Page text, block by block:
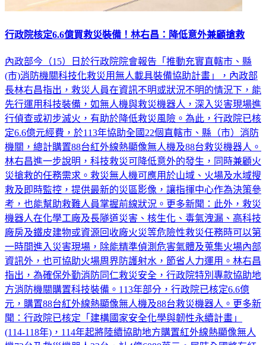
內政部今（15）日於行政院院會報告「推動充實直轄市、縣
(市)消防機關科技化救災用無人載具裝備協助計畫」，內政部
長林右昌指出，救災人員在資訊不明或狀況不明的情況下，能
先行運用科技裝備，如無人機與救災機器人，深入災害現場進
行偵查或初步滅火，有助於降低救災風險。為此，行政院已核
定6.6億元經費，於113年協助全國22個直轄市、縣（市）消防
機關，總計購置88台紅外線熱顯像無人機及88台救災機器人。
林右昌進一步說明，科技救災可降低意外的發生，同時兼顧火
災搶救的任務需求。救災無人機可應用於山域、火場及水域搜
救及即時監控，提供最新的災區影像，讓指揮中心作為決策參
考，也能幫助救難人員掌握前線狀況。更多新聞：此外，救災
機器人在化學工廠及長隧道災害、核生化、毒氣洩漏、高科技
廠房及鐵皮建物或資源回收廠火災等危險性救災任務時可以第
一時間進入災害現場，除能精準偵測危害氣體及蒐集火場內部
資訊外，也可協助火場周界防護射水，節省人力運用。林右昌
指出，為確保外勤消防同仁救災安全，行政院特別專款協助地
方消防機關購置科技裝備。113年部分，行政院已核定6.6億
元，購置88台紅外線熱顯像無人機及88台救災機器人。更多新
聞：行政院已核定「建構國家安全化學與韌性永續計畫」